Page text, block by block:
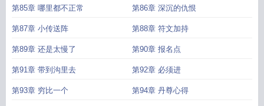
第85章 哪里都不正常 第86章 深沉的仇恨
第87章 小传送阵 第88章 符文加持
第89章 还是太慢了 第90章 报名点
第91章 带到沟里去 第92章 必须进
第93章 穷比一个 第94章 丹尊心得